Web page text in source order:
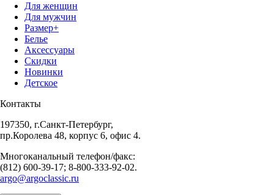
Для женщин
Для мужчин
Размер+
Белье
Аксессуары
Скидки
Новинки
Детское
Контакты
197350, г.Санкт-Петербург,
пр.Королева 48, корпус 6, офис 4.
Многоканальный телефон/факс:
(812) 600-39-17; 8-800-333-92-02.
argo@argoclassic.ru